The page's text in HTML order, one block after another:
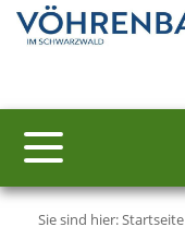
Sie sind hier:Startseite